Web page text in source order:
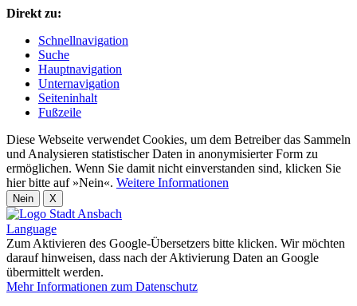
Direkt zu:
Schnellnavigation
Suche
Hauptnavigation
Unternavigation
Seiteninhalt
Fußzeile
Diese Webseite verwendet Cookies, um dem Betreiber das Sammeln
und Analysieren statistischer Daten in anonymisierter Form zu
ermöglichen. Wenn Sie damit nicht einverstanden sind, klicken Sie
hier bitte auf »Nein«. Weitere Informationen
Nein X
Language
Zum Aktivieren des Google-Übersetzers bitte klicken. Wir möchten
darauf hinweisen, dass nach der Aktivierung Daten an Google
übermittelt werden.
Mehr Informationen zum Datenschutz